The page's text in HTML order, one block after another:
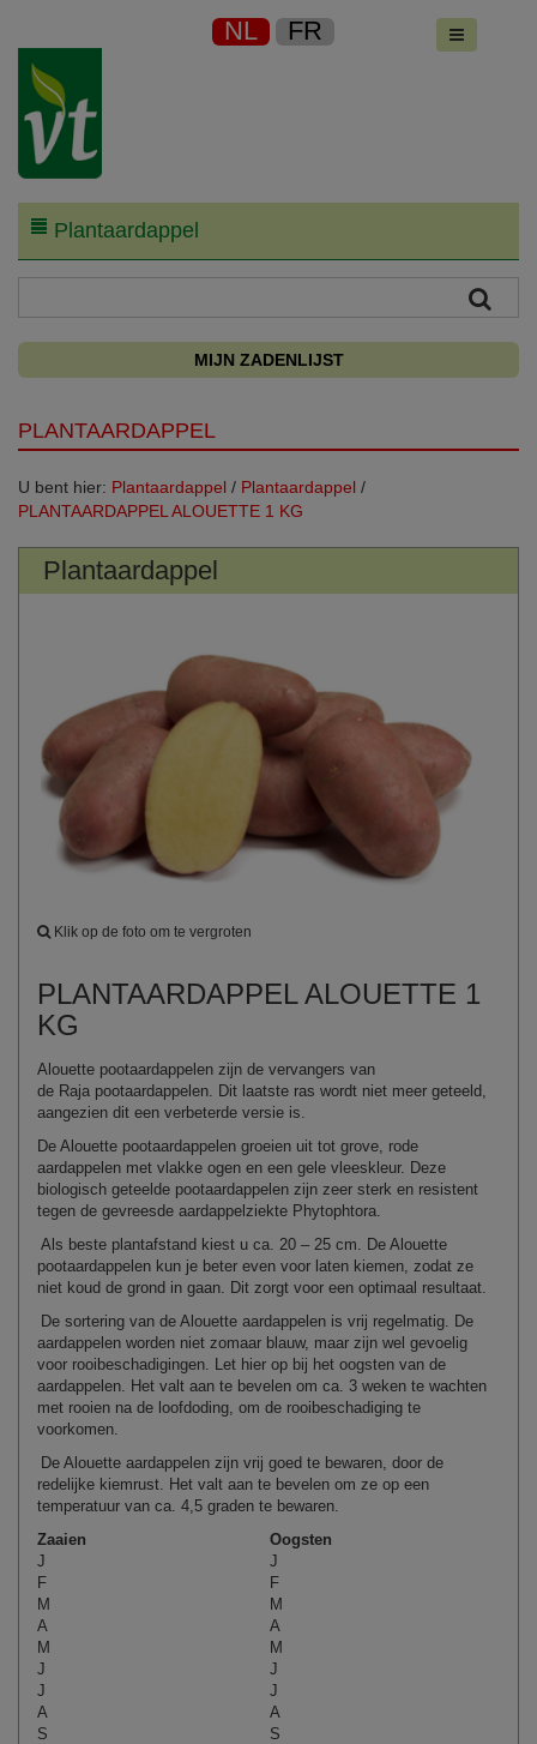
NL FR
Plantaardappel
MIJN ZADENLIJST
PLANTAARDAPPEL
U bent hier: Plantaardappel / Plantaardappel /
PLANTAARDAPPEL ALOUETTE 1 KG
Plantaardappel
Klik op de foto om te vergroten
PLANTAARDAPPEL ALOUETTE 1
KG
Alouette pootaardappelen zijn de vervangers van
de Raja pootaardappelen. Dit laatste ras wordt niet meer geteeld,
aangezien dit een verbeterde versie is.
De Alouette pootaardappelen groeien uit tot grove, rode
aardappelen met vlakke ogen en een gele vleeskleur. Deze
biologisch geteelde pootaardappelen zijn zeer sterk en resistent
tegen de gevreesde aardappelziekte Phytophtora.
Als beste plantafstand kiest u ca. 20 – 25 cm. De Alouette
pootaardappelen kun je beter even voor laten kiemen, zodat ze
niet koud de grond in gaan. Dit zorgt voor een optimaal resultaat.
De sortering van de Alouette aardappelen is vrij regelmatig. De
aardappelen worden niet zomaar blauw, maar zijn wel gevoelig
voor rooibeschadigingen. Let hier op bij het oogsten van de
aardappelen. Het valt aan te bevelen om ca. 3 weken te wachten
met rooien na de loofdoding, om de rooibeschadiging te
voorkomen.
De Alouette aardappelen zijn vrij goed te bewaren, door de
redelijke kiemrust. Het valt aan te bevelen om ze op een
temperatuur van ca. 4,5 graden te bewaren.
Zaaien
Oogsten
J
J
F
F
M
M
A
A
M
M
J
J
J
J
A
A
S
S